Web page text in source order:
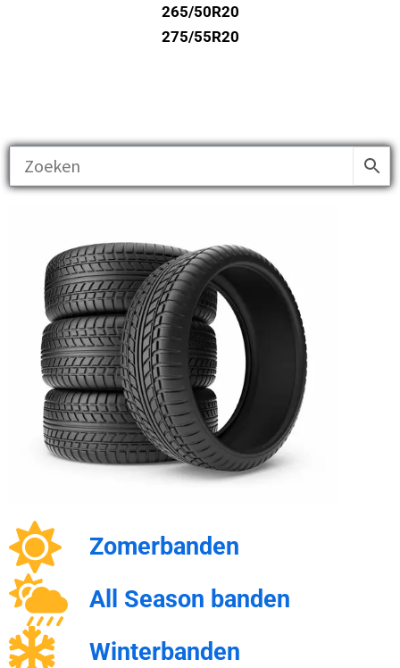
265/50R20
275/55R20
Zomerbanden
All Season banden
Winterbanden